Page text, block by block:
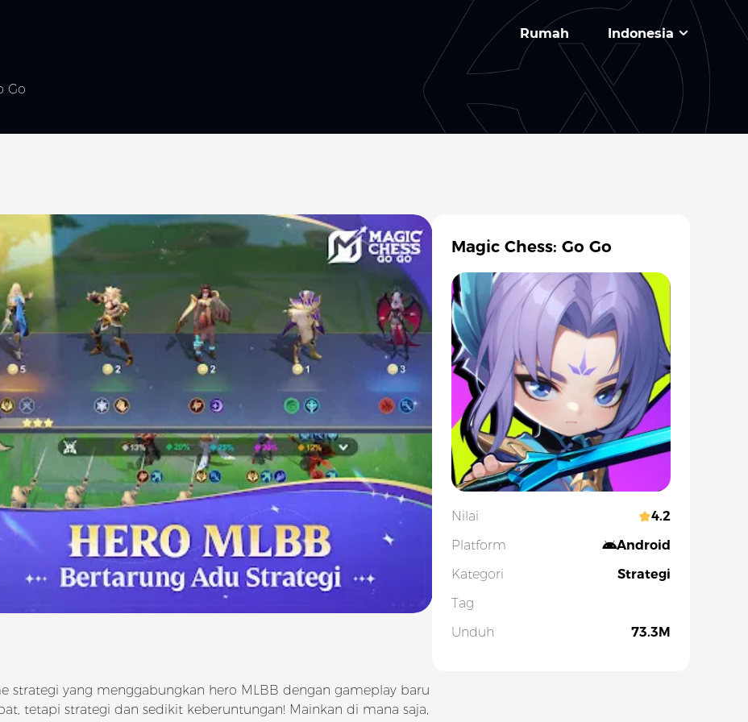
Rumah Indonesia
Go
strategi yang menggabungkan hero MLBB dengan gameplay baru
tetapi strategi dan sedikit keberuntungan! Mainkan di mana saja,
Magic Chess: Go Go
Nilai
4.2
Platform
Android
Kategori
Strategi
Tag
Unduh
73.3M